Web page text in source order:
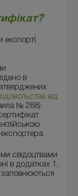
експорті
в
від
№ 288).
свідоцтвами
в додатках 1,